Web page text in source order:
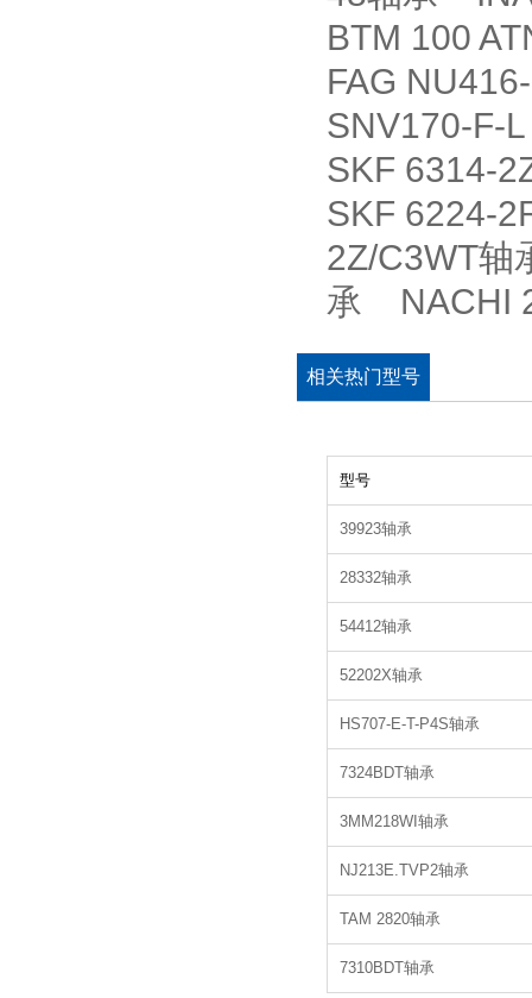
BTM 100
FAG
SNV170-F-
SKF 6314-
SKF 6224-
2Z/C3WT
承 NACHI
相关热门型号
型号
39923轴承
28332轴承
54412轴承
52202X轴承
HS707-E-T-P4S轴承
7324BDT轴承
3MM218WI轴承
NJ213E.TVP2轴承
TAM 2820轴承
7310BDT轴承